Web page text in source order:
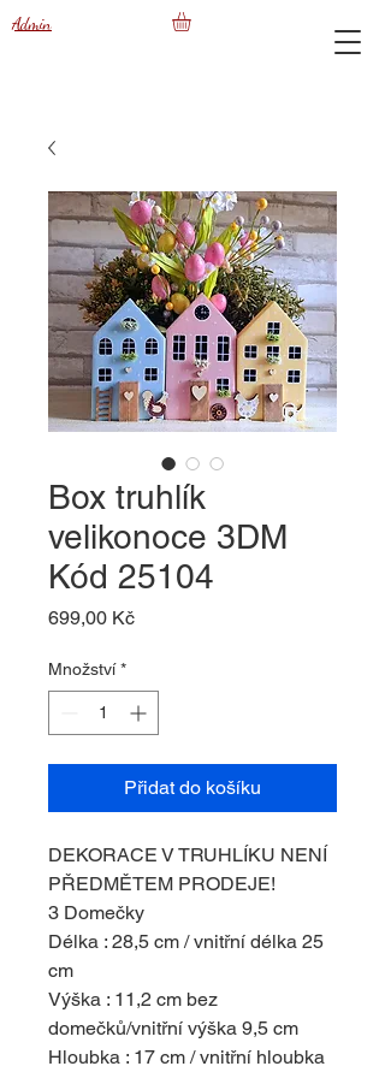
Admin
Box truhlík
velikonoce 3DM
Kód 25104
699,00 KčCena
Množství *
Přidat do košíku
DEKORACE V TRUHLÍKU NENÍ
PŘEDMĚTEM PRODEJE!
3 Domečky
Délka : 28,5 cm / vnitřní délka 25
cm
Výška : 11,2 cm bez
domečků/vnitřní výška 9,5 cm
Hloubka : 17 cm / vnitřní hloubka